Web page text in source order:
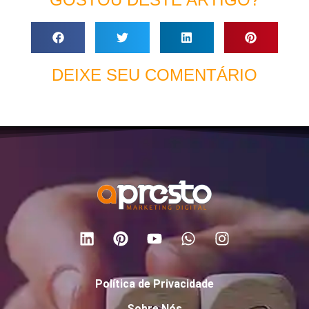
DEIXE SEU COMENTÁRIO
Política de Privacidade